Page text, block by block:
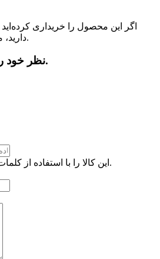
اگر این محصول را خریداری کرده‌اید
دارید، می‌توانید نظر خود ثبت کنید.
نظر خود را با ما در میان بگذارید.
این کالا را با استفاده از کلمات کوتاه و ساده توضیح دهید.